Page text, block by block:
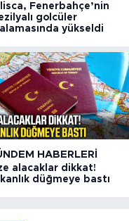
Fenerbahçe’nin
golcüler
yükseldi
HABERLERI
alacaklar dikkat!
düğmeye bastı